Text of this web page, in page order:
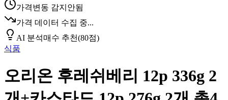
가격변동 감지안됨
가격 데이터 수집 중...
AI 분석매수 추천(80점)
식품
오리온 후레쉬베리 12p 336g 2